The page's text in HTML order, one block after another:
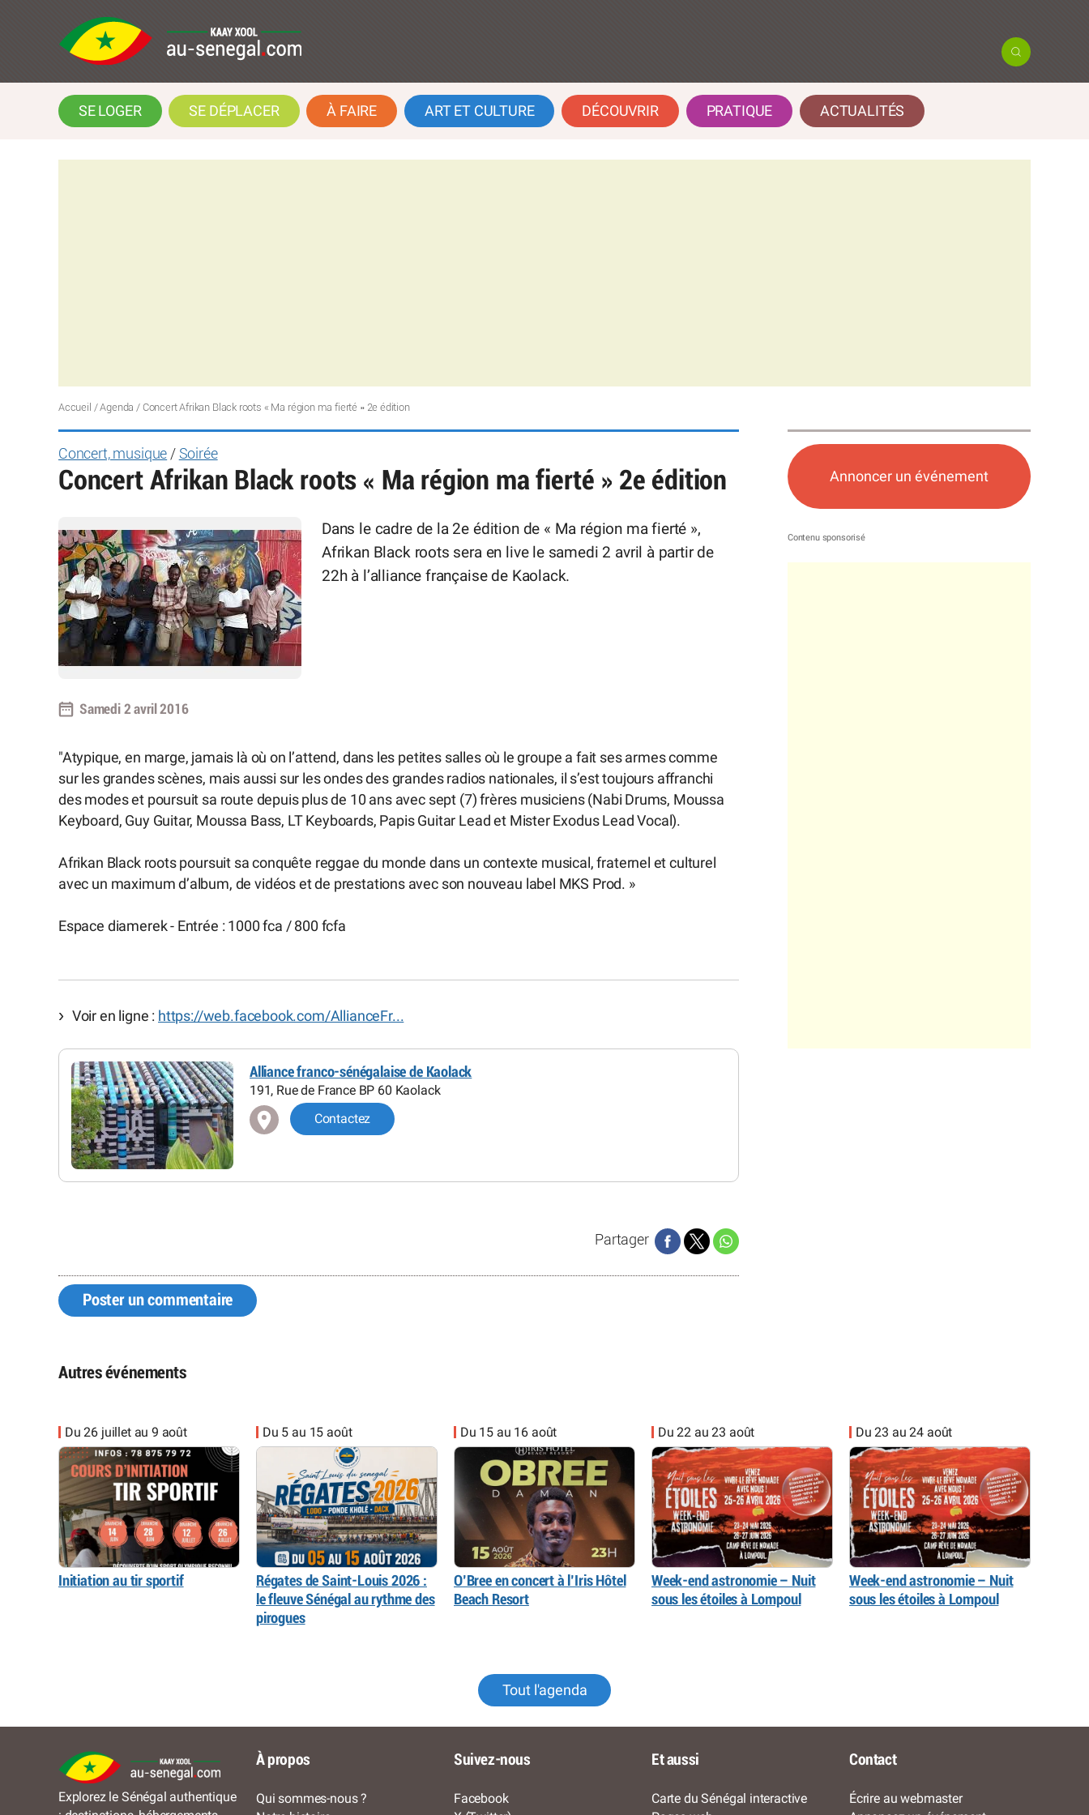
SE LOGER SE DÉPLACER À FAIRE ART ET CULTURE DÉCOUVRIR PRATIQUE ACTUALITÉS
Accueil /Agenda / Concert Afrikan Black roots « Ma région ma fierté » 2e édition
Concert, musique / Soirée
Concert Afrikan Black roots « Ma région ma fierté » 2e édition
Dans le cadre de la 2e édition de « Ma région ma fierté »,
Afrikan Black roots sera en live le samedi 2 avril à partir de
22h à l’alliance française de Kaolack.
Samedi 2 avril 2016
"Atypique, en marge, jamais là où on l’attend, dans les petites salles où le groupe a fait ses armes comme
sur les grandes scènes, mais aussi sur les ondes des grandes radios nationales, il s’est toujours affranchi
des modes et poursuit sa route depuis plus de 10 ans avec sept (7) frères musiciens (Nabi Drums, Moussa
Keyboard, Guy Guitar, Moussa Bass, LT Keyboards, Papis Guitar Lead et Mister Exodus Lead Vocal).
Afrikan Black roots poursuit sa conquête reggae du monde dans un contexte musical, fraternel et culturel
avec un maximum d’album, de vidéos et de prestations avec son nouveau label MKS Prod. »
Espace diamerek - Entrée : 1000 fca / 800 fcfa
Voir en ligne : https://web.facebook.com/AllianceFr...
Alliance franco-sénégalaise de Kaolack
191, Rue de France BP 60 Kaolack
Contactez
Partager
Poster un commentaire
Annoncer un événement
Autres événements
Du 26 juillet au 9 août
Initiation au tir sportif
Du 5 au 15 août
Régates de Saint-Louis 2026 :
le fleuve Sénégal au rythme des
pirogues
Du 15 au 16 août
O’Bree en concert à l’Iris Hôtel
Beach Resort
Du 22 au 23 août
Week-end astronomie – Nuit
sous les étoiles à Lompoul
Du 23 au 24 août
Week-end astronomie – Nuit
sous les étoiles à Lompoul
Tout l'agenda
Explorez le Sénégal authentique
À propos
Qui sommes-nous ?
Suivez-nous
Facebook
Et aussi
Carte du Sénégal interactive
Contact
Écrire au webmaster